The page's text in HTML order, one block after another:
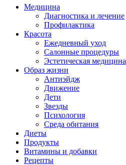
Медицина
Диагностика и лечение
Профилактика
Красота
Ежедневный уход
Салонные процедуры
Эстетическая медицина
Образ жизни
Антиэйдж
Движение
Дети
Звезды
Психология
Среда обитания
Диеты
Продукты
Витамины и добавки
Рецепты